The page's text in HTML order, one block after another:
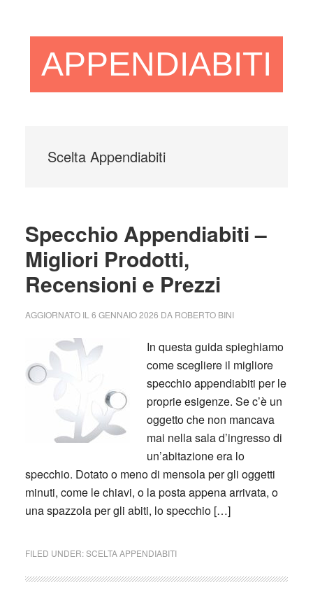
APPENDIABITI
Scelta Appendiabiti
Specchio Appendiabiti –
Migliori Prodotti,
Recensioni e Prezzi
AGGIORNATO IL 6 GENNAIO 2026 DA ROBERTO BINI
In questa guida spieghiamo
come scegliere il migliore
specchio appendiabiti per le
proprie esigenze. Se c’è un
oggetto che non mancava
mai nella sala d’ingresso di
un’abitazione era lo
specchio. Dotato o meno di mensola per gli oggetti
minuti, come le chiavi, o la posta appena arrivata, o
una spazzola per gli abiti, lo specchio […]
FILED UNDER:SCELTA APPENDIABITI